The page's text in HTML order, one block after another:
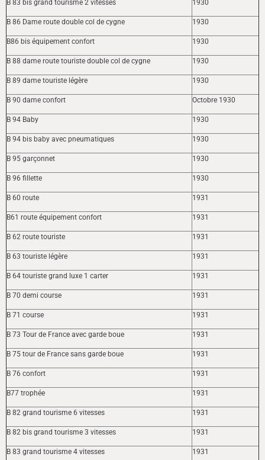
B 83 bis grand tourisme 2 vitesses 1930
B 86 Dame route double col de cygne 1930
B86 bis équipement confort 1930
B 88 dame route touriste double col de cygne 1930
B 89 dame touriste légère 1930
B 90 dame confort Octobre 1930
B 94 Baby 1930
B 94 bis baby avec pneumatiques 1930
B 95 garçonnet 1930
B 96 fillette 1930
B 60 route 1931
B61 route équipement confort 1931
B 62 route touriste 1931
B 63 touriste légère 1931
B 64 touriste grand luxe 1 carter 1931
B 70 demi course 1931
B 71 course 1931
B 73 Tour de France avec garde boue 1931
B 75 tour de France sans garde boue 1931
B 76 confort 1931
B77 trophée 1931
B 82 grand tourisme 6 vitesses 1931
B 82 bis grand tourisme 3 vitesses 1931
B 83 grand tourisme 4 vitesses 1931